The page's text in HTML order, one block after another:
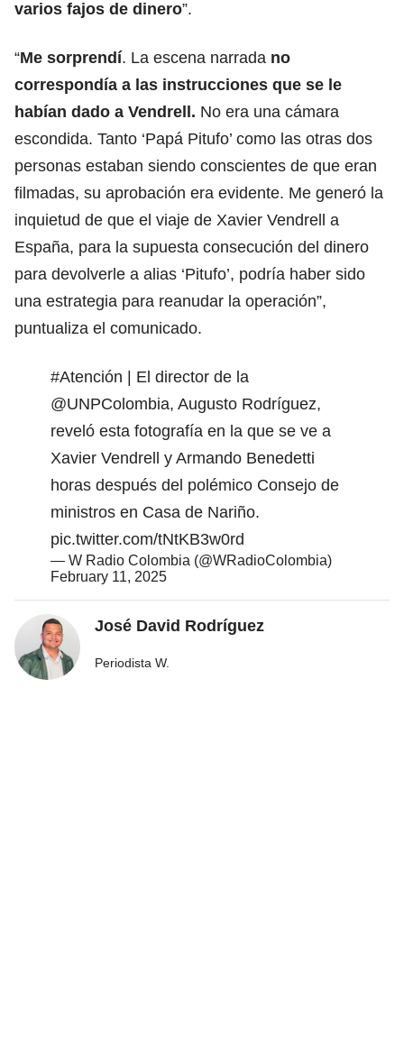
varios fajos de dinero”.
“Me sorprendí. La escena narrada no
correspondía a las instrucciones que se le
habían dado a Vendrell. No era una cámara
escondida. Tanto ‘Papá Pitufo’ como las otras dos
personas estaban siendo conscientes de que eran
filmadas, su aprobación era evidente. Me generó la
inquietud de que el viaje de Xavier Vendrell a
España, para la supuesta consecución del dinero
para devolverle a alias ‘Pitufo’, podría haber sido
una estrategia para reanudar la operación”,
puntualiza el comunicado.
#Atención | El director de la
@UNPColombia, Augusto Rodríguez,
reveló esta fotografía en la que se ve a
Xavier Vendrell y Armando Benedetti
horas después del polémico Consejo de
ministros en Casa de Nariño.
pic.twitter.com/tNtKB3w0rd
— W Radio Colombia (@WRadioColombia)
February 11, 2025
José David Rodríguez
Periodista W.